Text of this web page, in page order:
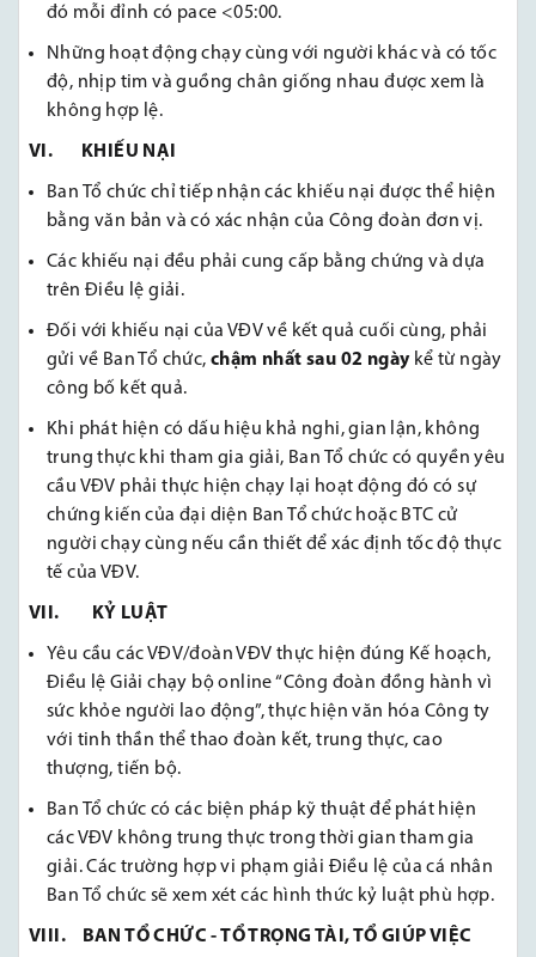
đó mỗi đỉnh có pace <05:00.
Những hoạt động chạy cùng với người khác và có tốc
độ, nhịp tim và guồng chân giống nhau được xem là
không hợp lệ.
VI. KHIẾU NẠI
Ban Tổ chức chỉ tiếp nhận các khiếu nại được thể hiện
bằng văn bản và có xác nhận của Công đoàn đơn vị.
Các khiếu nại đều phải cung cấp bằng chứng và dựa
trên Điều lệ giải.
Đối với khiếu nại của VĐV về kết quả cuối cùng, phải
gửi về Ban Tổ chức, chậm nhất sau 02 ngày kể từ ngày
công bố kết quả.
Khi phát hiện có dấu hiệu khả nghi, gian lận, không
trung thực khi tham gia giải, Ban Tổ chức có quyền yêu
cầu VĐV phải thực hiện chạy lại hoạt động đó có sự
chứng kiến của đại diện Ban Tổ chức hoặc BTC cử
người chạy cùng nếu cần thiết để xác định tốc độ thực
tế của VĐV.
VII. KỶ LUẬT
Yêu cầu các VĐV/đoàn VĐV thực hiện đúng Kế hoạch,
Điều lệ Giải chạy bộ online “Công đoàn đồng hành vì
sức khỏe người lao động”, thực hiện văn hóa Công ty
với tinh thần thể thao đoàn kết, trung thực, cao
thượng, tiến bộ.
Ban Tổ chức có các biện pháp kỹ thuật để phát hiện
các VĐV không trung thực trong thời gian tham gia
giải. Các trường hợp vi phạm giải Điều lệ của cá nhân
Ban Tổ chức sẽ xem xét các hình thức kỷ luật phù hợp.
VIII. BAN TỔ CHỨC - TỔ TRỌNG TÀI, TỔ GIÚP VIỆC